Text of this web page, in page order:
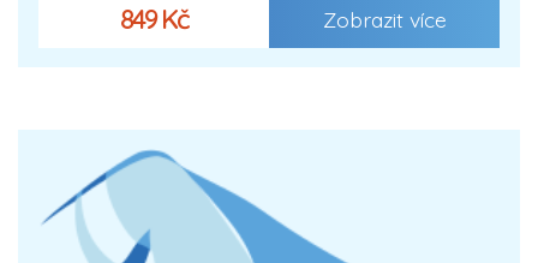
849 Kč Zobrazit více